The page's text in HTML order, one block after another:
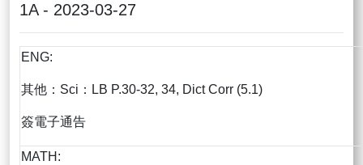
1A - 2023-03-27
ENG:
其他：Sci：LB P.30-32, 34, Dict Corr (5.1)
簽電子通告
MATH: